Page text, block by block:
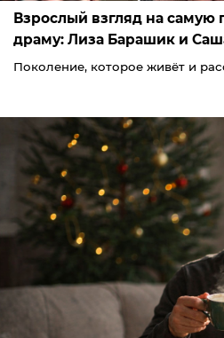
Взрослый взгляд на
драму: Лиза Барашик и
Поколение, которое живёт и